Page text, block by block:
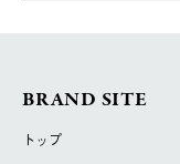
BRAND SITE
トップ